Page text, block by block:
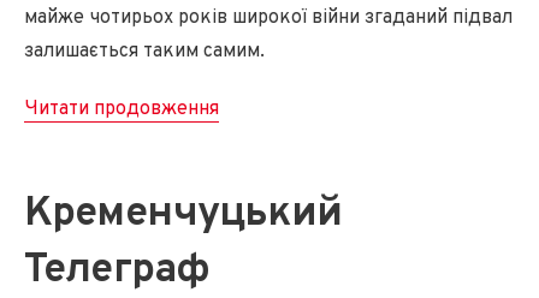
майже чотирьох років широкої війни згаданий підвал
залишається таким самим.
Читати продовження
Кременчуцький
Телеграф